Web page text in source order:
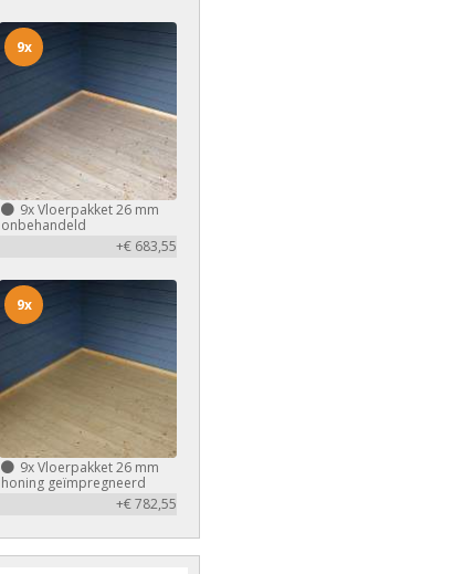
9xVloerpakket 26 mm
onbehandeld
+€ 683,55
9x
9xVloerpakket 26 mm
honing geïmpregneerd
+€ 782,55
9x